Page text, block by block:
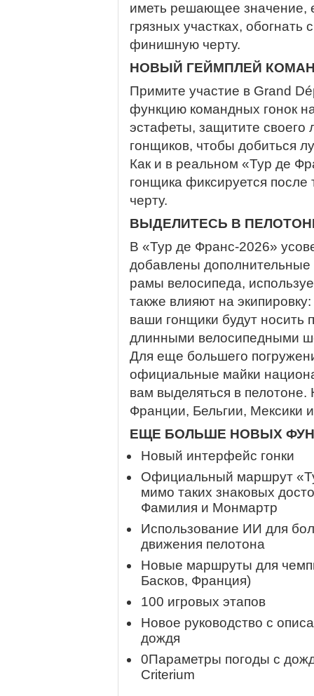
иметь решающее значение,
грязных участках,
финишную черту.
НОВЫЙ ГЕЙМПЛЕЙ
Примите участие в Grand
функцию командных гонок
эстафеты, защитите своего
гонщиков, чтобы добиться
Как и в реальном «Тур де
гонщика фиксируется
черту.
ВЫДЕЛИТЕСЬ В
В «Тур де Франс-2026»
добавлены
рамы велосипеда,
также влияют на
ваши гонщики будут
длинными велосипедными
Для еще большего
официальные майки
вам выделяться в
Франции, Бельгии, Мексики
ЕЩЕ БОЛЬШЕ НОВЫХ
Новый интерфейс гонки
Официальный маршрут
мимо таких знаковых
Фамилия и Монмартр
Использование ИИ для
движения пелотона
Новые маршруты для
Басков, Франция)
100 игровых этапов
Новое руководство с
дождя
0Параметры погоды с
Criterium